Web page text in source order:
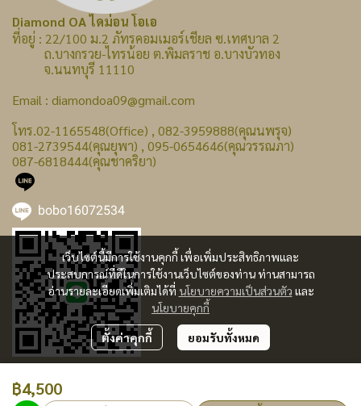
฿4,500
เว็บไซต์นี้มีการใช้งานคุกกี้ เพื่อเพิ่มประสิทธิภาพและ
ประสบการณ์ที่ดีในการใช้งานเว็บไซต์ของท่าน ท่านสามารถ
อ่านรายละเอียดเพิ่มเติมได้ที่ นโยบายความเป็นส่วนตัว และ
นโยบายคุกกี้
ตั้งค่าคุกกี้ ยอมรับทั้งหมด
Diamond OA ไดม่อน โอเอ
ที่อยู่ : 22/100 ม.2 ภัทรคอมเมอร์เชียล ซ.เทศบาล 2
ถ.บางกรวย-ไทรน้อย ต.พิมลราช อ.บางบัวทอง
จ.นนทบุรี 11110
Email : diamondoa09@gmail.com
โทร.02-1165548(Office) , 082-3959888(คุณนพรุจ)
081-2739544(คุณยุพา) , 095-0654646(คุณวรรณภา)
087-6818444(คุณชาคริยา)
bobo16072534
ผู้เข้าชมทั้งหมด 240,332